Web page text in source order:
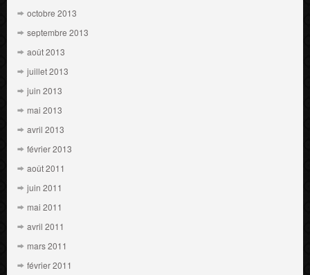
octobre 2013
septembre 2013
août 2013
juillet 2013
juin 2013
mai 2013
avril 2013
février 2013
août 2011
juin 2011
mai 2011
avril 2011
mars 2011
février 2011